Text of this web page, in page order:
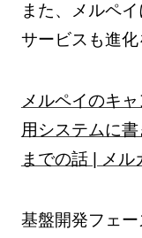
また、メルペ
サービスも進化
メルペイのキ
用システムに
までの話 | メ
基盤開発フェ